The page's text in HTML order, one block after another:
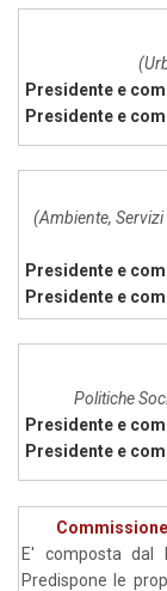
Presidente e
Presidente e
(Ambiente,
Presidente e
Presidente e
Politiche
Presidente e
Presidente e
E' composta dal
Predispone le